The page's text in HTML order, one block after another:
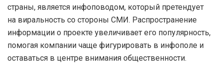
страны, является инфоповодом, который претендует
на виральность со стороны СМИ. Распространение
информации о проекте увеличивает его популярность,
помогая компании чаще фигурировать в инфополе и
оставаться в центре внимания общественности.